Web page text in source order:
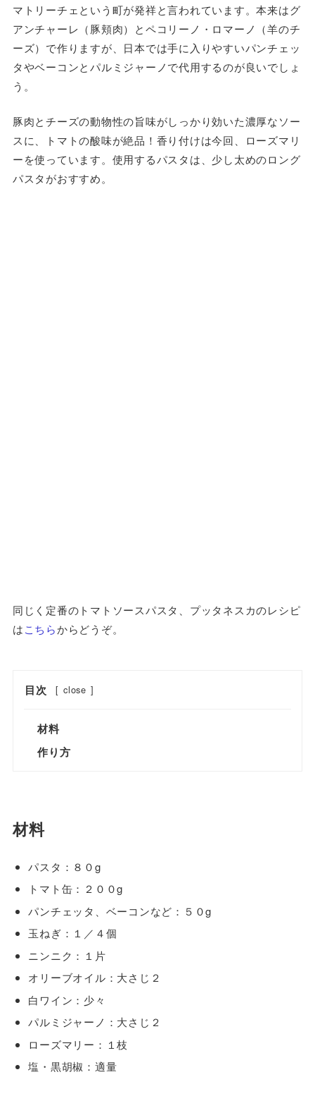
マトリーチェという町が発祥と言われています。本来はグ
アンチャーレ（豚頬肉）とペコリーノ・ロマーノ（羊のチ
ーズ）で作りますが、日本では手に入りやすいパンチェッ
タやベーコンとパルミジャーノで代用するのが良いでしょ
う。
豚肉とチーズの動物性の旨味がしっかり効いた濃厚なソー
スに、トマトの酸味が絶品！香り付けは今回、ローズマリ
ーを使っています。使用するパスタは、少し太めのロング
パスタがおすすめ。
同じく定番のトマトソースパスタ、プッタネスカのレシピ
はこちらからどうぞ。
目次 [ close ]
材料
作り方
材料
パスタ：８０g
トマト缶：２００g
パンチェッタ、ベーコンなど：５０g
玉ねぎ：１／４個
ニンニク：１片
オリーブオイル：大さじ２
白ワイン：少々
パルミジャーノ：大さじ２
ローズマリー：１枝
塩・黒胡椒：適量